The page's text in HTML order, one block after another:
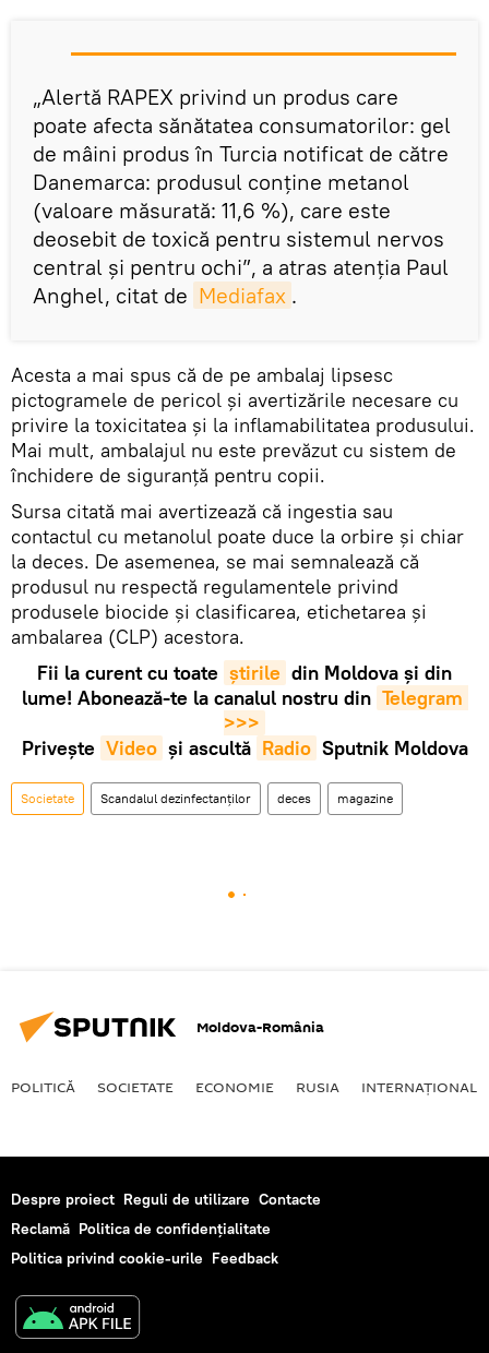
„Alertă RAPEX privind un produs care
poate afecta sănătatea consumatorilor: gel
de mâini produs în Turcia notificat de către
Danemarca: produsul conține metanol
(valoare măsurată: 11,6 %), care este
deosebit de toxică pentru sistemul nervos
central și pentru ochi”, a atras atenţia Paul
Anghel, citat de Mediafax .
Acesta a mai spus că de pe ambalaj lipsesc
pictogramele de pericol şi avertizările necesare cu
privire la toxicitatea și la inflamabilitatea produsului.
Mai mult, ambalajul nu este prevăzut cu sistem de
închidere de siguranță pentru copii.
Sursa citată mai avertizează că ingestia sau
contactul cu metanolul poate duce la orbire și chiar
la deces. De asemenea, se mai semnalează că
produsul nu respectă regulamentele privind
produsele biocide și clasificarea, etichetarea și
ambalarea (CLP) acestora.
Fii la curent cu toate știrile din Moldova și din
lume! Abonează-te la canalul nostru din Telegram
>>>
Privește Video și ascultă Radio Sputnik Moldova
Societate Scandalul dezinfectanților deces magazine
Moldova-România
POLITICĂ SOCIETATE ECONOMIE RUSIA INTERNAŢIONAL
Despre proiect Reguli de utilizare Contacte
Reclamă Politica de confidențialitate
Politica privind cookie-urile Feedback